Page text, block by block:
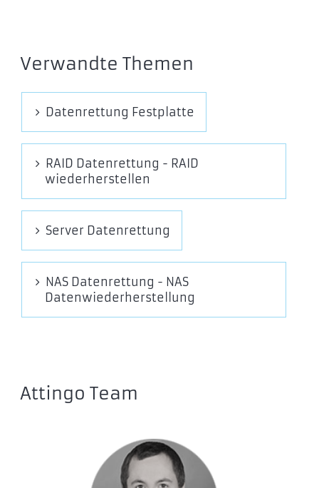
Verwandte Themen
Datenrettung Festplatte
RAID Datenrettung - RAID
wiederherstellen
Server Datenrettung
NAS Datenrettung - NAS
Datenwiederherstellung
Attingo Team